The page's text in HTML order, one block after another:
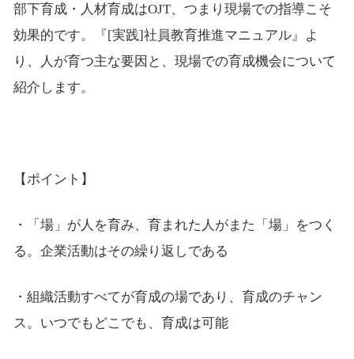
部下育成・人材育成はOJT、つまり現場での指導こそ
効果的です。『[実践]社員教育推進マニュアル』よ
り、人が育つ主な要因と、現場での育成機会について
紹介します。
【ポイント】
・「場」が人を育み、育まれた人がまた「場」をつく
る。企業活動はその繰り返しである
・組織活動すべてが育成の場であり、育成のチャン
ス。いつでもどこでも、育成は可能